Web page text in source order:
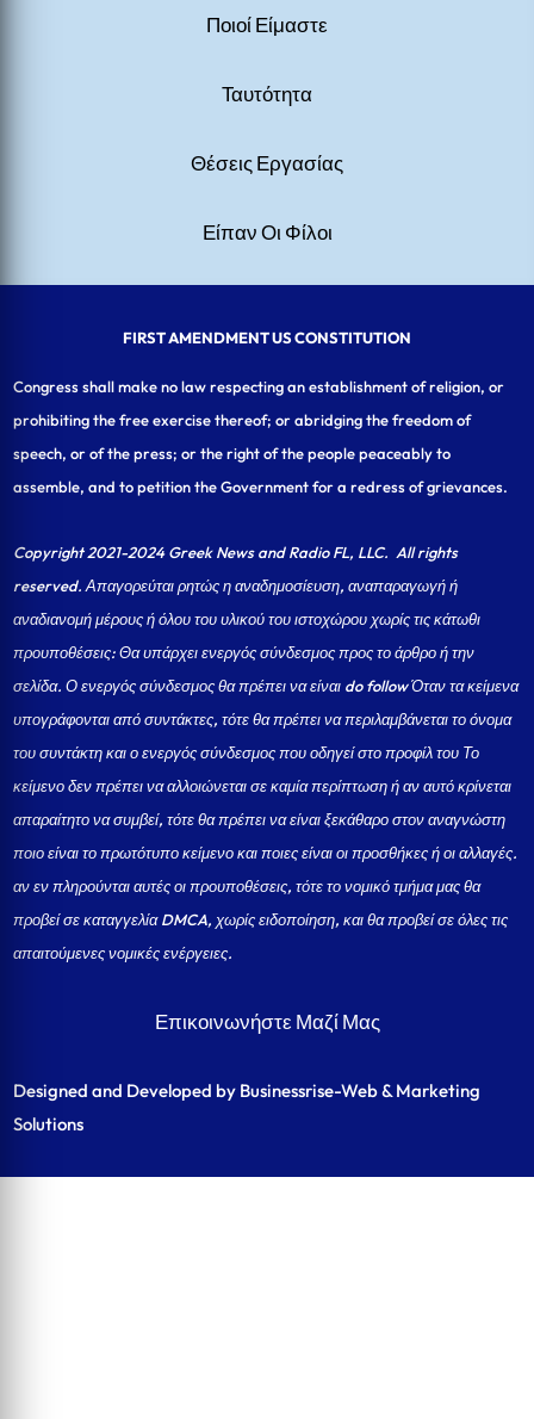
Ποιοί Είμαστε
Ταυτότητα
Θέσεις Εργασίας
Είπαν Οι Φίλοι
FIRST AMENDMENT US CONSTITUTION
Congress shall make no law respecting an establishment of religion, or
prohibiting the free exercise thereof; or abridging the freedom of
speech, or of the press; or the right of the people peaceably to
assemble, and to petition the Government for a redress of grievances.
Copyright 2021-2024 Greek News and Radio FL, LLC. All rights
reserved. Απαγορεύται ρητώς η αναδημοσίευση, αναπαραγωγή ή
αναδιανομή μέρους ή όλου του υλικού του ιστοχώρου χωρίς τις κάτωθι
προυποθέσεις: Θα υπάρχει ενεργός σύνδεσμος προς το άρθρο ή την
σελίδα.Ο ενεργός σύνδεσμος θα πρέπει να είναι do follow Όταν τα κείμενα
υπογράφονται από συντάκτες, τότε θα πρέπει να περιλαμβάνεται το όνομα
του συντάκτη και ο ενεργός σύνδεσμος που οδηγεί στο προφίλ του Το
κείμενο δεν πρέπει να αλλοιώνεται σε καμία περίπτωση ή αν αυτό κρίνεται
απαραίτητο να συμβεί, τότε θα πρέπει να είναι ξεκάθαρο στον αναγνώστη
ποιο είναι το πρωτότυπο κείμενο και ποιες είναι οι προσθήκες ή οι αλλαγές.
αν εν πληρούνται αυτές οι προυποθέσεις, τότε το νομικό τμήμα μας θα
προβεί σε καταγγελία DMCA, χωρίς ειδοποίηση, και θα προβεί σε όλες τις
απαιτούμενες νομικές ενέργειες.
Επικοινωνήστε Μαζί Μας
Designed and Developed by Businessrise-Web & Marketing
Solutions